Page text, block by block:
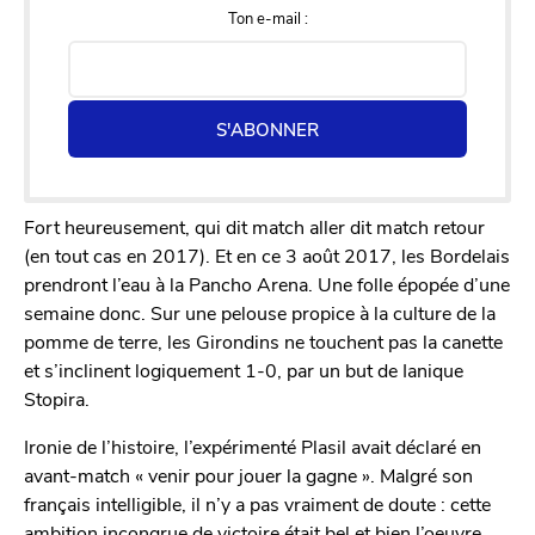
Ton e-mail :
S'ABONNER
Fort heureusement, qui dit match aller dit match retour
(en tout cas en 2017). Et en ce 3 août 2017, les Bordelais
prendront l’eau à la Pancho Arena. Une folle épopée d’une
semaine donc. Sur une pelouse propice à la culture de la
pomme de terre, les Girondins ne touchent pas la canette
et s’inclinent logiquement 1-0, par un but de Ianique
Stopira.
Ironie de l’histoire, l’expérimenté Plasil avait déclaré en
avant-match « venir pour jouer la gagne ». Malgré son
français intelligible, il n’y a pas vraiment de doute : cette